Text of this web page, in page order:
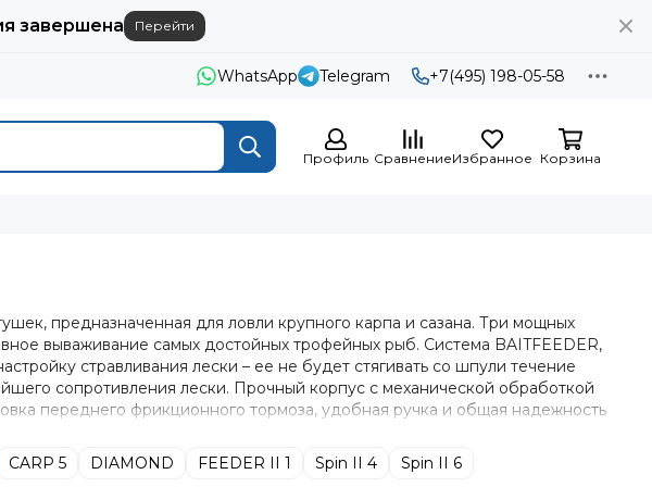
завершена Перейти
WhatsApp Telegram +7(495) 198-05-58
Профиль СравнениеИзбранное Корзина
предназначенная для ловли крупного карпа и сазана. Три мощных
вываживание самых достойных трофейных рыб. Система BAITFEEDER,
стравливания лески – ее не будет стягивать со шпули течение
сопротивления лески. Прочный корпус с механической обработкой
переднего фрикционного тормоза, удобная ручка и общая надежность
CARP 5 DIAMOND FEEDER II 1 Spin II 4 Spin II 6